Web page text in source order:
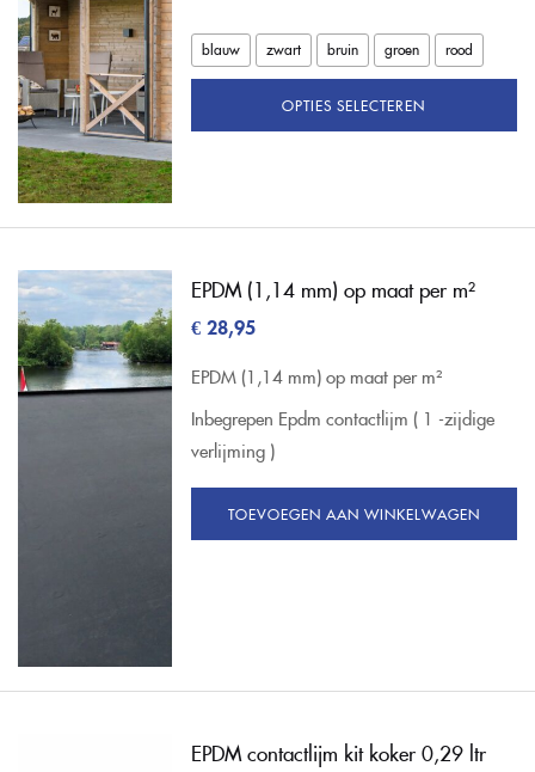
blauw zwart bruin groen rood
OPTIES SELECTEREN
EPDM (1,14 mm) op maat per m²
€28,95
EPDM (1,14 mm) op maat per m²
Inbegrepen Epdm contactlijm ( 1 -zijdige
verlijming )
TOEVOEGEN AAN WINKELWAGEN
EPDM contactlijm kit koker 0,29 ltr